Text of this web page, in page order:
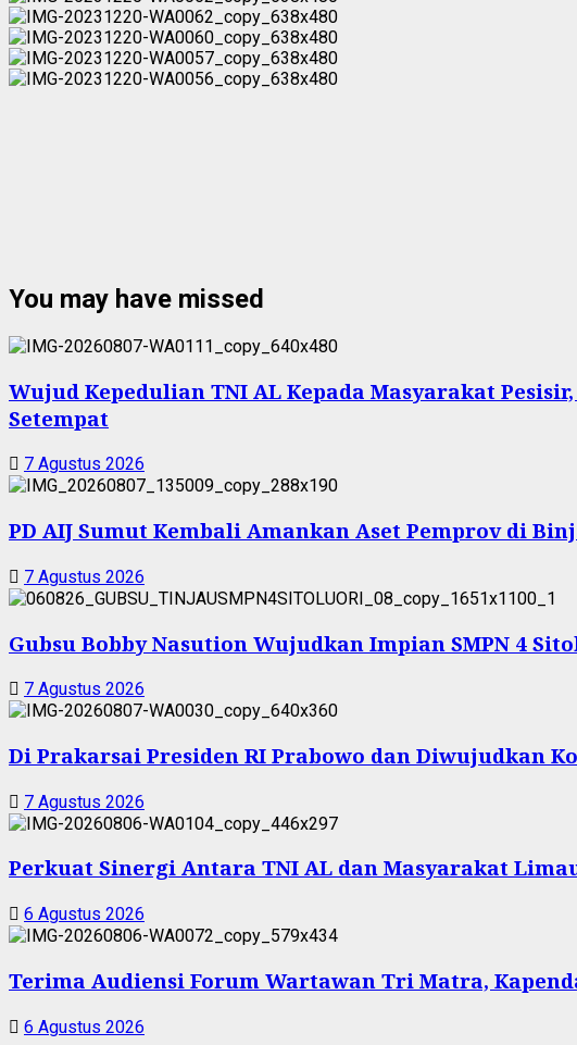
You may have missed
Wujud Kepedulian TNI AL Kepada Masyarakat
Setempat
7 Agustus 2026
PD AIJ Sumut Kembali Amankan Aset Pemprov di
7 Agustus 2026
Gubsu Bobby Nasution Wujudkan Impian SMPN 4
7 Agustus 2026
Di Prakarsai Presiden RI Prabowo dan Diwujudkan
7 Agustus 2026
Perkuat Sinergi Antara TNI AL dan Masyarakat
6 Agustus 2026
Terima Audiensi Forum Wartawan Tri Matra,
6 Agustus 2026